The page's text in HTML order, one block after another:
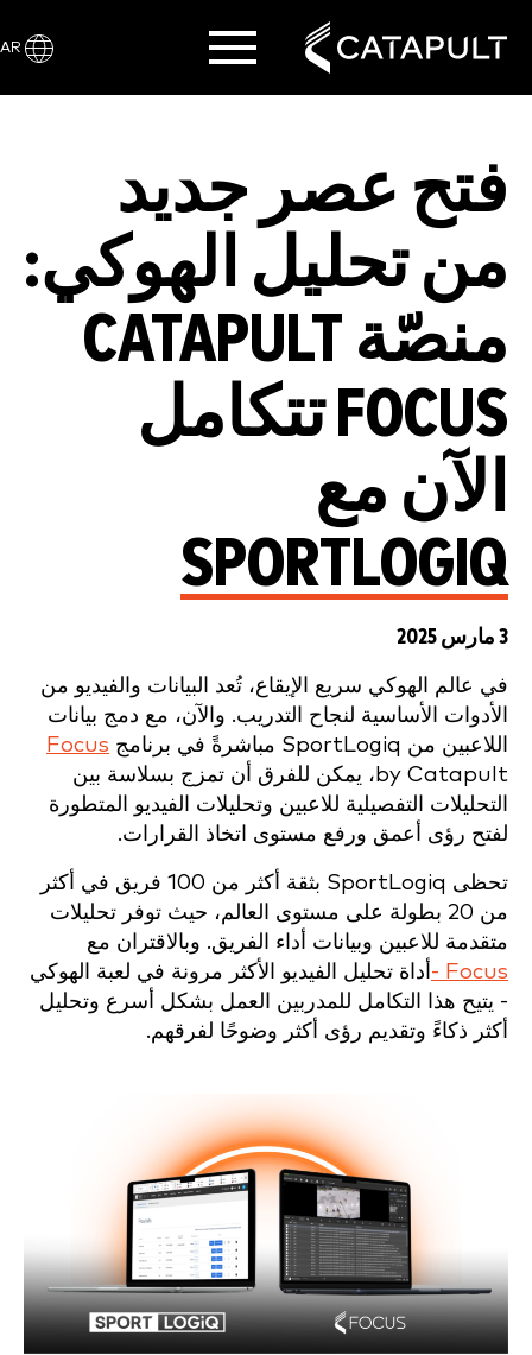
فتح عصر جديد
من تحليل الهوكي:
منصّة CATAPULT
FOCUS تتكامل
الآن مع
SPORTLOGIQ
3 مارس 2025
في عالم الهوكي سريع الإيقاع، تُعد البيانات والفيديو من
الأدوات الأساسية لنجاح التدريب. والآن، مع دمج بيانات
اللاعبين من SportLogiq مباشرةً في برنامج
Focus
by Catapult، يمكن للفرق أن تمزج بسلاسة بين
التحليلات التفصيلية للاعبين وتحليلات الفيديو المتطورة
لفتح رؤى أعمق ورفع مستوى اتخاذ القرارات.
تحظى SportLogiq بثقة أكثر من 100 فريق في أكثر
من 20 بطولة على مستوى العالم، حيث توفر تحليلات
متقدمة للاعبين وبيانات أداء الفريق. وبالاقتران مع
Focus -
أداة تحليل الفيديو الأكثر مرونة في لعبة الهوكي
- يتيح هذا التكامل للمدربين العمل بشكل أسرع وتحليل
أكثر ذكاءً وتقديم رؤى أكثر وضوحًا لفرقهم.